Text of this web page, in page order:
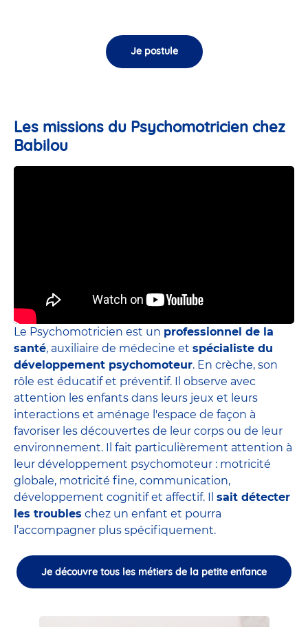
Je postule
Les missions du Psychomotricien chez
Babilou
Le Psychomotricien est un professionnel de la
santé, auxiliaire de médecine et spécialiste du
développement psychomoteur. En crèche, son
rôle est éducatif et préventif. Il observe avec
attention les enfants dans leurs jeux et leurs
interactions et aménage l'espace de façon à
favoriser les découvertes de leur corps ou de leur
environnement. Il fait particulièrement attention à
leur développement psychomoteur : motricité
globale, motricité fine, communication,
développement cognitif et affectif. Il sait détecter
les troubles chez un enfant et pourra
l’accompagner plus spécifiquement.
Je découvre tous les métiers de la petite enfance